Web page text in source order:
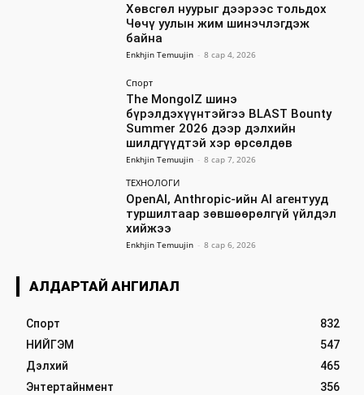
Хөвсгөл нуурыг дээрээс тольдох
Чөчү уулын жим шинэчлэгдэж
байна
Enkhjin Temuujin - 8 сар 4, 2026
Спорт
The MongolZ шинэ
бүрэлдэхүүнтэйгээ BLAST Bounty
Summer 2026 дээр дэлхийн
шилдгүүдтэй хэр өрсөлдөв
Enkhjin Temuujin - 8 сар 7, 2026
ТЕХНОЛОГИ
OpenAI, Anthropic-ийн AI агентууд
туршилтаар зөвшөөрөлгүй үйлдэл
хийжээ
Enkhjin Temuujin - 8 сар 6, 2026
АЛДАРТАЙ АНГИЛАЛ
Спорт
832
НИЙГЭМ
547
Дэлхий
465
Энтертайнмент
356